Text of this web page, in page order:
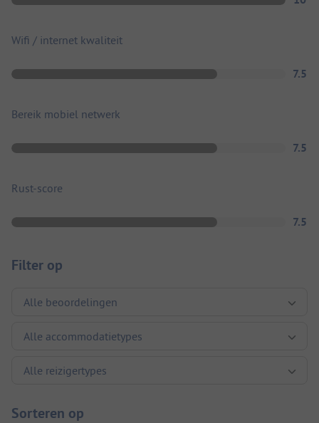
Wifi / internet kwaliteit
7.5
Bereik mobiel netwerk
7.5
Rust-score
7.5
Filter op
Sorteren op